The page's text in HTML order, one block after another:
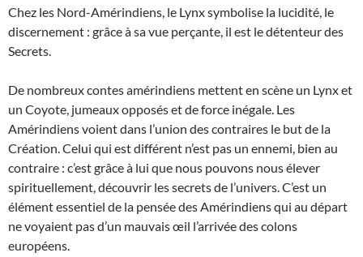
Chez les Nord-Amérindiens, le Lynx symbolise la lucidité, le
discernement : grâce à sa vue perçante, il est le détenteur des
Secrets.
De nombreux contes amérindiens mettent en scène un Lynx et
un Coyote, jumeaux opposés et de force inégale. Les
Amérindiens voient dans l’union des contraires le but de la
Création. Celui qui est différent n’est pas un ennemi, bien au
contraire : c’est grâce à lui que nous pouvons nous élever
spirituellement, découvrir les secrets de l’univers. C’est un
élément essentiel de la pensée des Amérindiens qui au départ
ne voyaient pas d’un mauvais œil l’arrivée des colons
européens.